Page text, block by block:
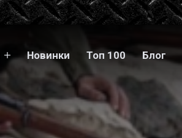
Новинки Топ 100 Блог